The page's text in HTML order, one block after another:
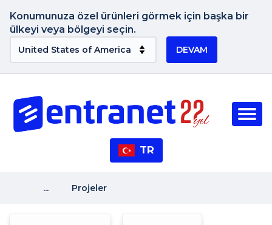
Konumunuza özel ürünleri görmek için başka bir
ülkeyi veya bölgeyi seçin.
DEVAM
TR
... Projeler